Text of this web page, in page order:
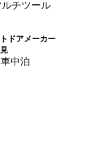
チツール
ドアメーカー
中泊